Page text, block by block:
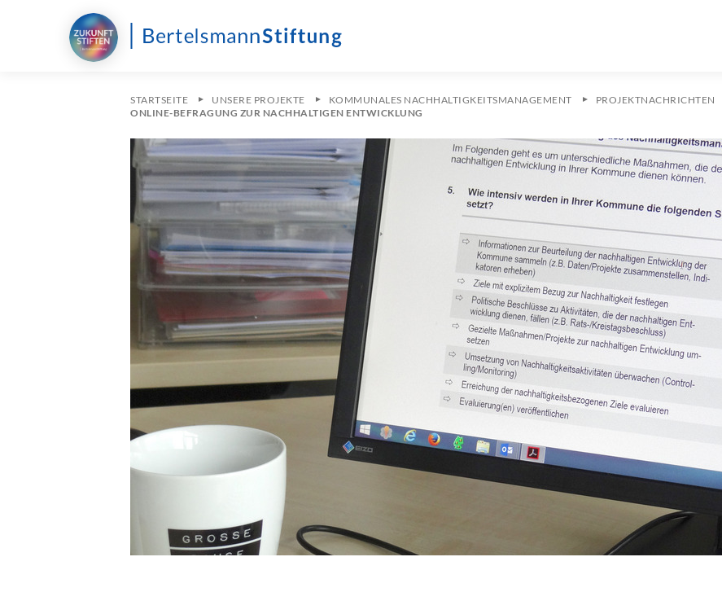
STARTSEITE UNSERE PROJEKTE KOMMUNALES NACHHALTIGKEITSMANAGEMENT
PROJEKTNACHRICHTEN
ONLINE-BEFRAGUNG ZUR NACHHALTIGEN ENTWICKLUNG